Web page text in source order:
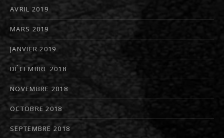
AVRIL 2019
MARS 2019
JANVIER 2019
DÉCEMBRE 2018
NOVEMBRE 2018
OCTOBRE 2018
SEPTEMBRE 2018